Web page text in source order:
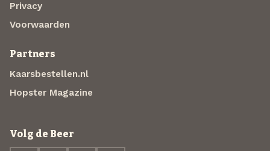
Privacy
Voorwaarden
Partners
Kaarsbestellen.nl
Hopster Magazine
Volg de Beer